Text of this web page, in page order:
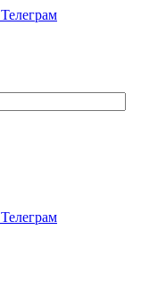
Телеграм
Телеграм